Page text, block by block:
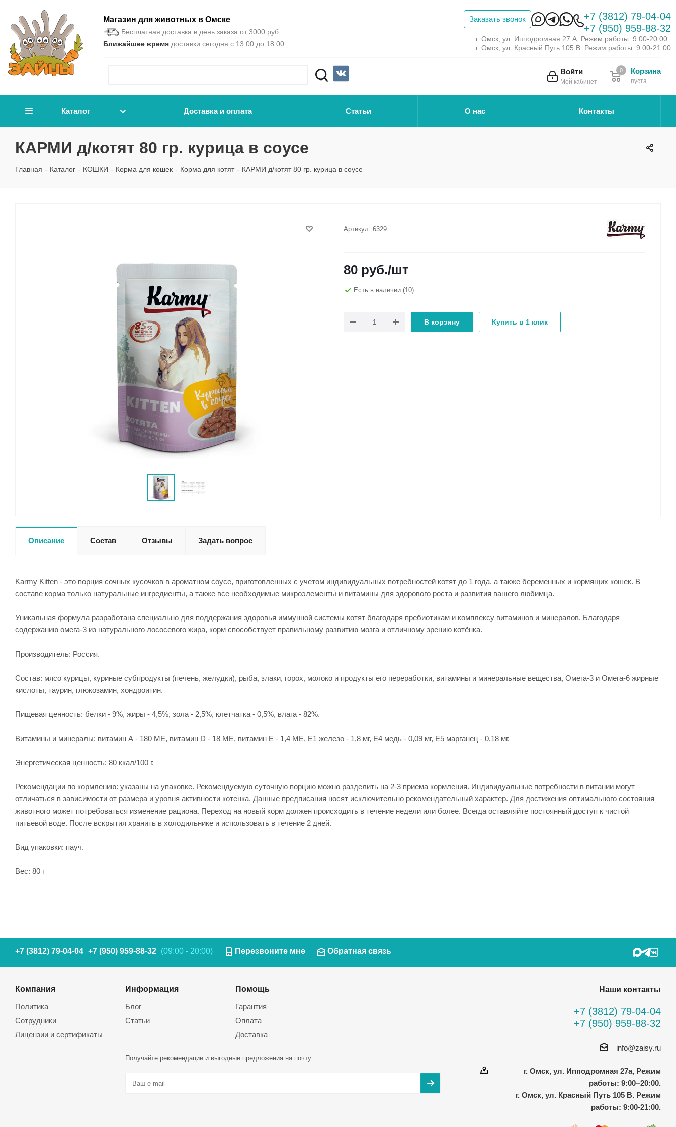
Магазин для животных в Омске
Бесплатная доставка в день заказа от 3000 руб.
Ближайшее время доставки сегодня с 13:00 до 18:00
Заказать звонок
+7 (3812) 79-04-04
+7 (950) 959-88-32
г. Омск, ул. Ипподромная 27 А, Режим работы: 9:00-20:00
г. Омск, ул. Красный Путь 105 В. Режим работы: 9:00-21:00
Войти
Мой кабинет
Корзина
пуста
0
Каталог Доставка и оплата Статьи О нас Контакты
КАРМИ д/котят 80 гр. курица в соусе
Главная - Каталог - КОШКИ - Корма для кошек - Корма для котят - КАРМИ д/котят 80 гр. курица в соусе
Артикул: 6329
80 руб./шт
Есть в наличии (10)
В корзину Купить в 1 клик
Описание Состав Отзывы Задать вопрос
Karmy Kitten - это порция сочных кусочков в ароматном соусе, приготовленных с учетом индивидуальных потребностей котят до 1 года, а также беременных и кормящих кошек. В
составе корма только натуральные ингредиенты, а также все необходимые микроэлементы и витамины для здорового роста и развития вашего любимца.
Уникальная формула разработана специально для поддержания здоровья иммунной системы котят благодаря пребиотикам и комплексу витаминов и минералов. Благодаря
содержанию омега-3 из натурального лососевого жира, корм способствует правильному развитию мозга и отличному зрению котёнка.
Производитель: Россия.
Состав: мясо курицы, куриные субпродукты (печень, желудки), рыба, злаки, горох, молоко и продукты его переработки, витамины и минеральные вещества, Омега-3 и Омега-6 жирные
кислоты, таурин, глюкозамин, хондроитин.
Пищевая ценность: белки - 9%, жиры - 4,5%, зола - 2,5%, клетчатка - 0,5%, влага - 82%.
Витамины и минералы: витамин А - 180 МЕ, витамин D - 18 МЕ, витамин Е - 1,4 МЕ, Е1 железо - 1,8 мг, Е4 медь - 0,09 мг, Е5 марганец - 0,18 мг.
Энергетическая ценность: 80 ккал/100 г.
Рекомендации по кормлению: указаны на упаковке. Рекомендуемую суточную порцию можно разделить на 2-3 приема кормления. Индивидуальные потребности в питании могут
отличаться в зависимости от размера и уровня активности котенка. Данные предписания носят исключительно рекомендательный характер. Для достижения оптимального состояния
животного может потребоваться изменение рациона. Переход на новый корм должен происходить в течение недели или более. Всегда оставляйте постоянный доступ к чистой
питьевой воде. После вскрытия хранить в холодильнике и использовать в течение 2 дней.
Вид упаковки: пауч.
Вес: 80 г
+7 (3812) 79-04-04 +7 (950) 959-88-32 (09:00 - 20:00) Перезвоните мне Обратная связь
Компания
Политика
Сотрудники
Лицензии и сертификаты
Информация
Блог
Статьи
Помощь
Гарантия
Оплата
Доставка
Получайте рекомендации и выгодные предложения на почту
Наши контакты
+7 (3812) 79-04-04
+7 (950) 959-88-32
info@zaisy.ru
г. Омск, ул. Ипподромная 27а, Режим
работы: 9:00−20:00.
г. Омск, ул. Красный Путь 105 В. Режим
работы: 9:00-21:00.